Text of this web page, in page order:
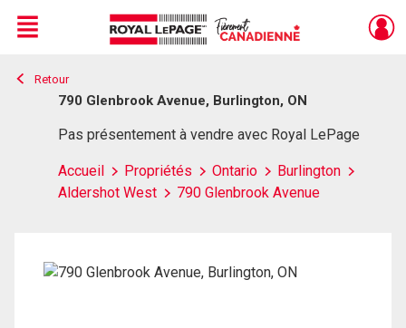
Live
En Direct
Menu
Retour
790 Glenbrook Avenue, Burlington, ON
Pas présentement à vendre avec Royal LePage
Accueil Propriétés Ontario
Burlington
Aldershot West
790 Glenbrook Avenue